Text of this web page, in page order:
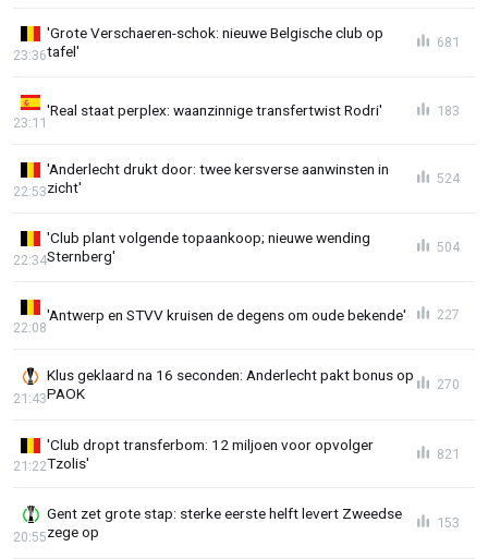
'Grote Verschaeren-schok: nieuwe Belgische club op
tafel'
23:36
681
'Real staat perplex: waanzinnige transfertwist Rodri'
23:11
183
'Anderlecht drukt door: twee kersverse aanwinsten in
zicht'
22:53
524
'Club plant volgende topaankoop; nieuwe wending
Sternberg'
22:34
504
'Antwerp en STVV kruisen de degens om oude bekende'
22:08
227
Klus geklaard na 16 seconden: Anderlecht pakt bonus op
PAOK
21:43
270
'Club dropt transferbom: 12 miljoen voor opvolger
Tzolis'
21:22
821
Gent zet grote stap: sterke eerste helft levert Zweedse
zege op
20:55
153